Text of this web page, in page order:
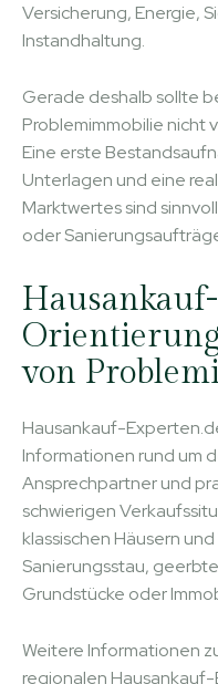
Versicherung, Energie,
Instandhaltung.
Gerade deshalb sollte
Problemimmobilie nicht
Eine erste
Unterlagen und eine
Marktwertes sind
oder
von
Hausankauf-
Informationen rund um
Ansprechpartner und
schwierigen
klassischen Häusern
Sanierungsstau,
Grundstücke oder
Weitere Informationen
regionalen